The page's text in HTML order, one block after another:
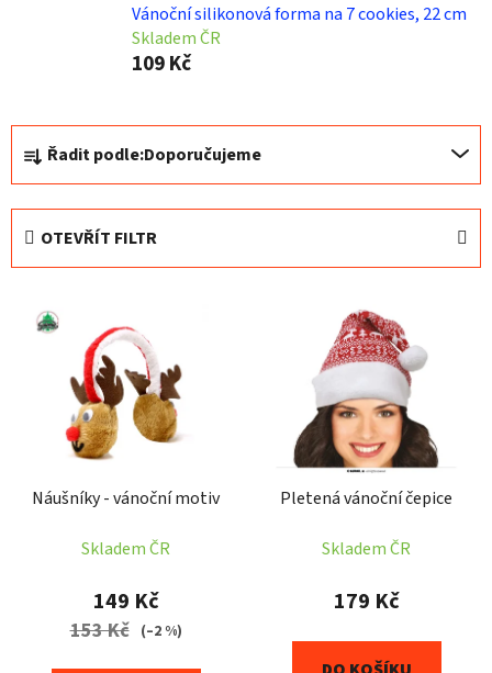
Vánoční silikonová forma na 7 cookies, 22 cm
Skladem ČR
109 Kč
Ř
a
z
Řadit podle:Doporučujeme
OTEVŘÍT FILTR
Náušníky - vánoční motiv
Skladem ČR
149 Kč
153 Kč (–2 %)
Pletená vánoční čepice
Skladem ČR
179 Kč